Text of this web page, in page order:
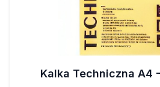
Kalka Techniczna A4